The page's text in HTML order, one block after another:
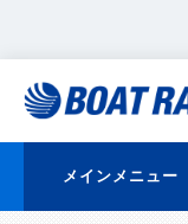
メインメニュー